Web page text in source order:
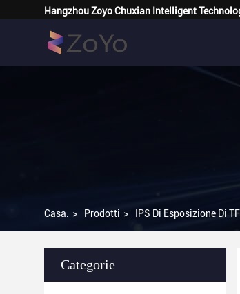
Hangzhou Zoyo Chuxian Intelligent
Casa. > Prodotti > IPS Di Esposizione Di
Categorie